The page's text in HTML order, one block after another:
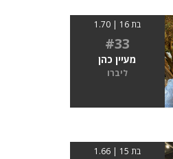
בת 16 | 1.70
#33
מעיין כהן
ליברו
בת 15 | 1.66